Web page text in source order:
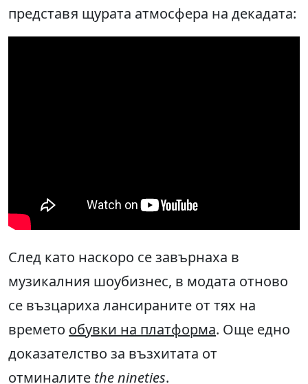
представя щурата атмосфера на декадата:
След като наскоро се завърнаха в
музикалния шоубизнес, в модата отново
се възцариха лансираните от тях на
времето обувки на платформа. Още едно
доказателство за възхитата от
отминалите the nineties.